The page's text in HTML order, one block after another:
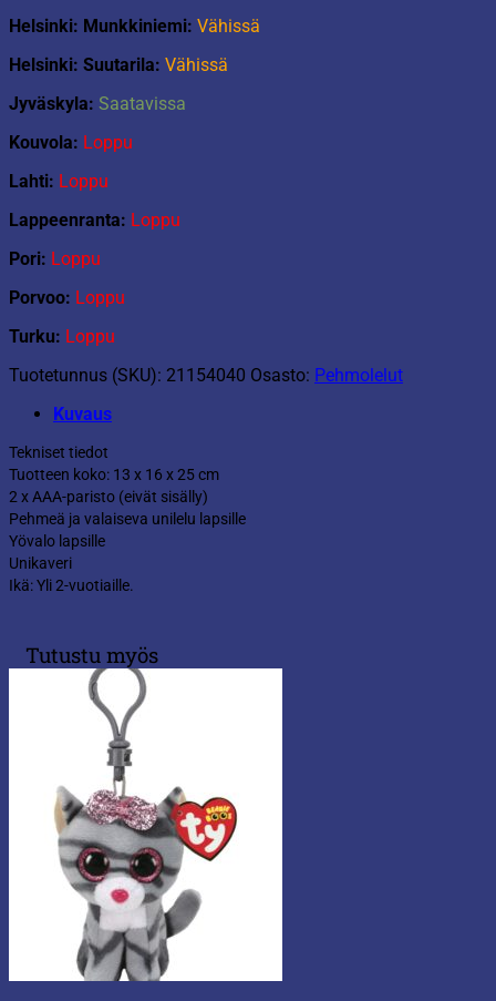
Helsinki: Munkkiniemi: Vähissä
Helsinki: Suutarila: Vähissä
Jyväskyla: Saatavissa
Kouvola: Loppu
Lahti: Loppu
Lappeenranta: Loppu
Pori: Loppu
Porvoo: Loppu
Turku: Loppu
Tuotetunnus (SKU): 21154040 Osasto: Pehmolelut
Kuvaus
Tekniset tiedot
Tuotteen koko: 13 x 16 x 25 cm
2 x AAA-paristo (eivät sisälly)
Pehmeä ja valaiseva unilelu lapsille
Yövalo lapsille
Unikaveri
Ikä: Yli 2-vuotiaille.
Tutustu myös